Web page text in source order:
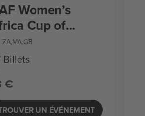
Women’s
Cup of
Nations
ZA,MA,GB
Billets
€
UN ÉVÉNEMENT